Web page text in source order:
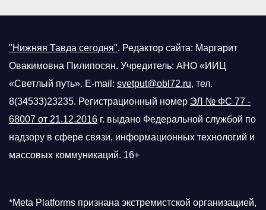
"Нижняя Тавда сегодня". Редактор сайта: Маргарит
Овакимовна Пилипосян. Учредитель: АНО «ИИЦ
«Светлый путь». E-mail: svetput@obl72.ru, тел.
8(34533)23235. Регистрационный номер ЭЛ № ФС 77 -
68007 от 21.12.2016 г. выдано Федеральной службой по
надзору в сфере связи, информационных технологий и
массовых коммуникаций. 16+
*Meta Platforms признана экстремистской организацией,